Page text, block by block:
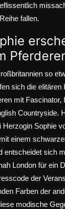
fallen.
so
sich die elitären
mit Fascinator,
Countryside.
Herzogin Sophie
einem
entscheidet sich
London für ein
der
Farben der
modische